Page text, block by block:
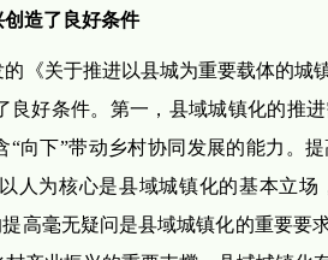
造了良好条件
《关于推进以县城为重要载体的城
好条件。第一，县域城镇化的推
“向下”带动乡村协同发展的能力。
人为核心是县域城镇化的基本立
高毫无疑问是县域城镇化的重要要